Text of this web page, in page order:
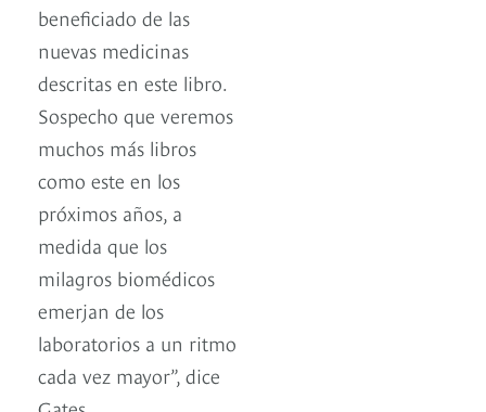
beneficiado de las
nuevas medicinas
descritas en este libro.
Sospecho que veremos
muchos más libros
como este en los
próximos años, a
medida que los
milagros biomédicos
emerjan de los
laboratorios a un ritmo
cada vez mayor”, dice